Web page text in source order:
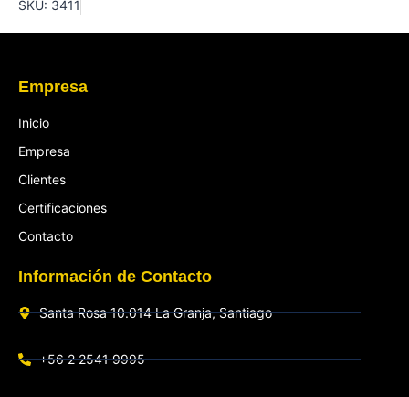
SKU: 3411
Empresa
Inicio
Empresa
Clientes
Certificaciones
Contacto
Información de Contacto
Santa Rosa 10.014 La Granja, Santiago
+56 2 2541 9995